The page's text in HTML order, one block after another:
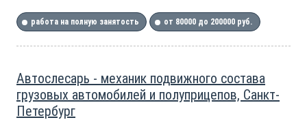
работа на полную занятость от 80000 до 200000 руб.
Автослесарь - механик подвижного состава
грузовых автомобилей и полуприцепов, Санкт-
Петербург